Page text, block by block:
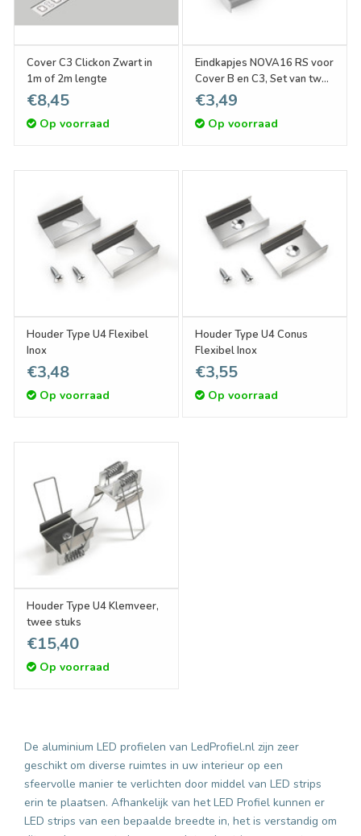
Cover C3 Clickon Zwart in
1m of 2m lengte
€8,45
Op voorraad
Eindkapjes NOVA16 RS voor
Cover B en C3, Set van twee
stuks
€3,49
Op voorraad
Houder Type U4 Flexibel
Inox
€3,48
Op voorraad
Houder Type U4 Conus
Flexibel Inox
€3,55
Op voorraad
Houder Type U4 Klemveer,
twee stuks
€15,40
Op voorraad
De aluminium LED profielen van LedProfiel.nl zijn zeer
geschikt om diverse ruimtes in uw interieur op een
sfeervolle manier te verlichten door middel van LED strips
erin te plaatsen. Afhankelijk van het LED Profiel kunnen er
LED strips van een bepaalde breedte in, het is verstandig om